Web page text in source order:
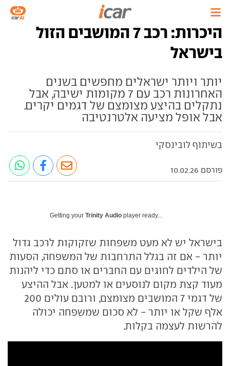
היכרות: רכב 7 המושבים הזול
בישראל
יותר ויותר ישראלים מחפשים בשנים
האחרונות רכב עם 7 מקומות ישיבה, אבל
נתקלים בהיצע מצומצם של דגמים יקרים.
אבל אופל מציעה אלטרנטיבה
בשיתוף לובינסקי
פורסם 10.02.26
Getting your Trinity Audio player ready...
בישראל יש לא מעט משפחות שזקוקות לרכב גדול
יותר - אם זה בגלל התרחבות של המשפחה, הסעות
של הילדים לחוגים עם החברים או סתם כדי ליהנות
מעוד קצת מקום לנוסעים או למטען. אבל ההיצע
של דגמי 7 המושבים מצומצם, ורובם עולים 200
אלף שקל או יותר - לא סכום שמשפחה יכולה
להרשות לעצמה בקלות.